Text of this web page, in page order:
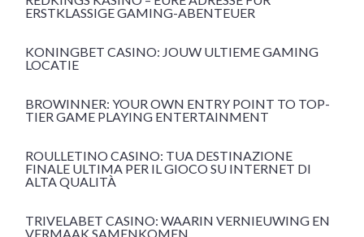
ERSTKLASSIGE GAMING-ABENTEUER
KONINGBET CASINO: JOUW ULTIEME GAMING
LOCATIE
BROWINNER: YOUR OWN ENTRY POINT TO TOP-
TIER GAME PLAYING ENTERTAINMENT
ROULLETINO CASINO: TUA DESTINAZIONE
FINALE ULTIMA PER IL GIOCO SU INTERNET DI
ALTA QUALITÀ
TRIVELABET CASINO: WAARIN VERNIEUWING EN
VERMAAK SAMENKOMEN